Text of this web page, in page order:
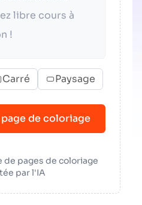
Carré Paysage
de coloriage
pages de coloriage
par l'IA